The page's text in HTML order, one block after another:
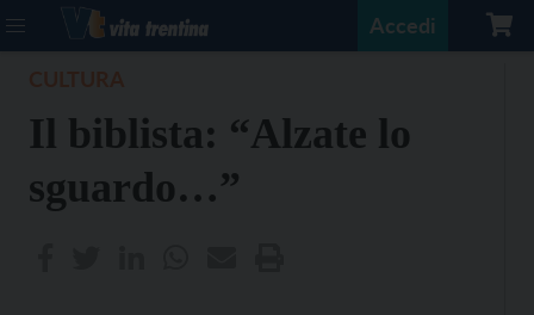
Accedi
Il biblista: “Alzate lo
sguardo…”